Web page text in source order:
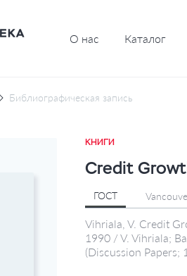
О нас Каталог
Библиографическая запись
КНИГИ
Credit
ГОСТ
Vihriala, V. Credit
1990 / V. Vihriala;
(Discussion Papers;